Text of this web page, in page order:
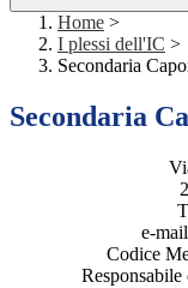
Home >
I plessi dell'IC >
Secondaria
Secondaria
e-
Codice
Responsabile